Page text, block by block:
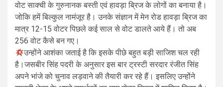
वोट साक्ची के गुरुनानक बस्ती एवं हावड़ा ब्रिज के लोगों का बनाया है।
जोकि हमें बिल्कुल नामंजूर है। उनके संज्ञान में मेन रोड हावड़ा ब्रिज का
मात्र 12-15 वोटर पिछले कई साल से वोट डालते आये हैं। तो अब
256 वोट कैसे बन गए।
उन्होंने आशंका जताई है कि इसके पीछे बहुत बड़ी साजिश चल रही
है।जसबीर सिंह पदरी के अनुसार इस बार ट्रस्टी सरदार रंजीत सिंह
अपने भांजे को चुनाव लड़वाने की तैयारी कर रहे हैं। इसलिए उन्होंने